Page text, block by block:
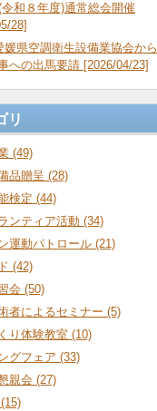
和８年度)通常総会開催
28]
媛県空調衛生設備業協会から
への出馬要請 [2026/04/23]
リ
(49)
品贈呈 (28)
検定 (44)
ンティア活動 (34)
運動パトロール (21)
(42)
会 (50)
者によるセミナー (5)
り体験教室 (10)
グフェア (33)
親会 (27)